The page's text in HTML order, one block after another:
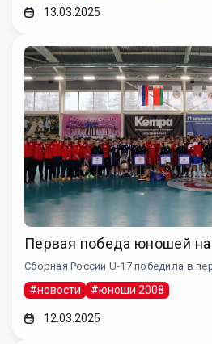
13.03.2025
Первая победа юношей
Сборная России U-17 победила в
#новости #юноши 2008
12.03.2025